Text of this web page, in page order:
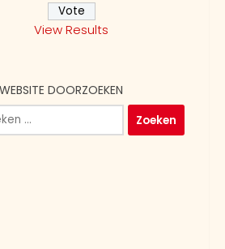
View Results
DOORZOEKEN